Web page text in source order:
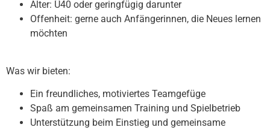
Alter: Ü40 oder geringfügig darunter
Offenheit: gerne auch Anfängerinnen, die Neues lernen
möchten
Was wir bieten:
Ein freundliches, motiviertes Teamgefüge
Spaß am gemeinsamen Training und Spielbetrieb
Unterstützung beim Einstieg und gemeinsame